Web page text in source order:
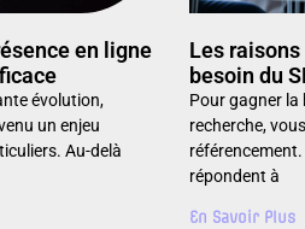
en ligne
évolution,
un enjeu
Au-delà
Les
besoin du
Pour gagner la
recherche,
répondent à
En Savoir Plus